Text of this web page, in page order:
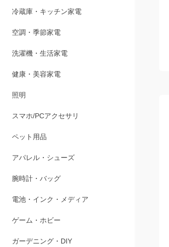
冷蔵庫・キッチン家電
空調・季節家電
洗濯機・生活家電
健康・美容家電
照明
スマホ/PCアクセサリ